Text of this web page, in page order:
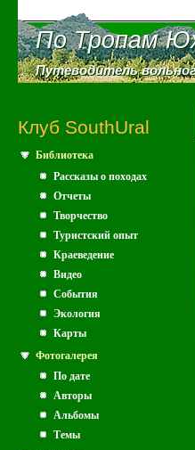
По Тропам
По Тропам
Путеводитель
Путеводитель
Клуб SouthUral
Библиотека
Рассказы о походах
Отчеты
Творчество
Туристский опыт
Краеведение
Видео
События
Экология
Карты
Фотогалерея
По дате
Авторы
Альбомы
Темы